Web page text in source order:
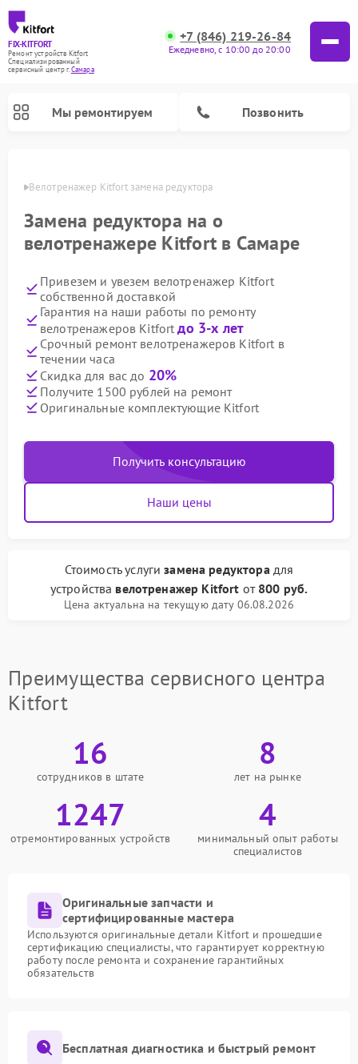
FIX-KITFORT
Ремонт устройств Kitfort
Специализированный
cервисный центр г.Самара
+7 (846) 219-26-84
Ежедневно, с 10:00 до 20:00
Мы ремонтируем Позвонить
Велотренажер Kitfort замена редуктора
Замена редуктора на о
велотренажере Kitfort в Самаре
Привезем и увезем велотренажер Kitfort
собственной доставкой
Гарантия на наши работы по ремонту
велотренажеров Kitfortдо 3-х лет
Срочный ремонт велотренажеров Kitfort в
течении часа
Скидка для вас до 20%
Получите 1500 рублей на ремонт
Оригинальные комплектующие Kitfort
Получить консультацию
Наши цены
Стоимость услугизамена редукторадля
устройства велотренажер Kitfort от 800 руб.
Цена актуальна на текущую дату 06.08.2026
Преимущества сервисного центра
Kitfort
16
сотрудников в штате
8
лет на рынке
1247
отремонтированных устройств
4
минимальный опыт работы
специалистов
Оригинальные запчасти и
сертифицированные мастера
Используются оригинальные детали Kitfort и прошедшие
сертификацию специалисты, что гарантирует корректную
работу после ремонта и сохранение гарантийных
обязательств
Бесплатная диагностика и быстрый ремонт